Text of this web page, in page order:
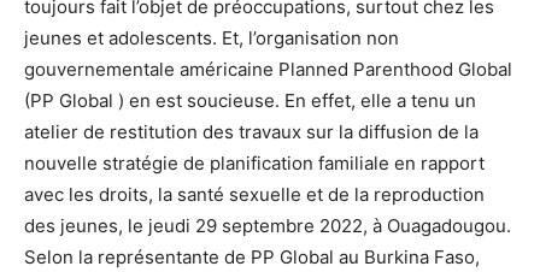
toujours fait l’objet de préoccupations, surtout chez les
jeunes et adolescents. Et, l’organisation non
gouvernementale américaine Planned Parenthood Global
(PP Global ) en est soucieuse. En effet, elle a tenu un
atelier de restitution des travaux sur la diffusion de la
nouvelle stratégie de planification familiale en rapport
avec les droits, la santé sexuelle et de la reproduction
des jeunes, le jeudi 29 septembre 2022, à Ouagadougou.
Selon la représentante de PP Global au Burkina Faso,